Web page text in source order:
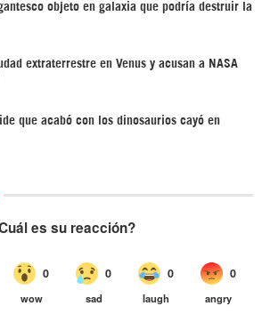
objeto en galaxia que podría destruir la
extraterrestre en Venus y acusan a NASA
que acabó con los dinosaurios cayó en